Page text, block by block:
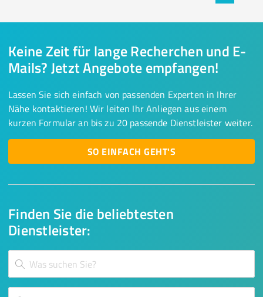
Finden Sie die beliebtesten
Dienstleister:
Keine Zeit für lange Recherchen und E-
Mails? Jetzt Angebote empfangen!
Lassen Sie sich einfach von passenden Experten in Ihrer
Nähe kontaktieren! Wir leiten Ihr Anliegen aus einem
kurzen Formular an bis zu 20 passende Dienstleister weiter.
SO EINFACH GEHT'S